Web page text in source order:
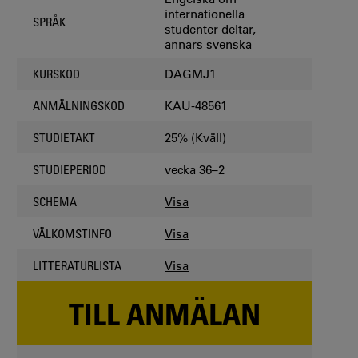
SPRÅK
internationella
studenter deltar,
annars svenska
KURSKOD DAGMJ1
ANMÄLNINGSKOD KAU-48561
STUDIETAKT 25% (Kväll)
STUDIEPERIOD vecka 36–2
SCHEMA Visa
VÄLKOMSTINFO Visa
LITTERATURLISTA Visa
TILL ANMÄLAN